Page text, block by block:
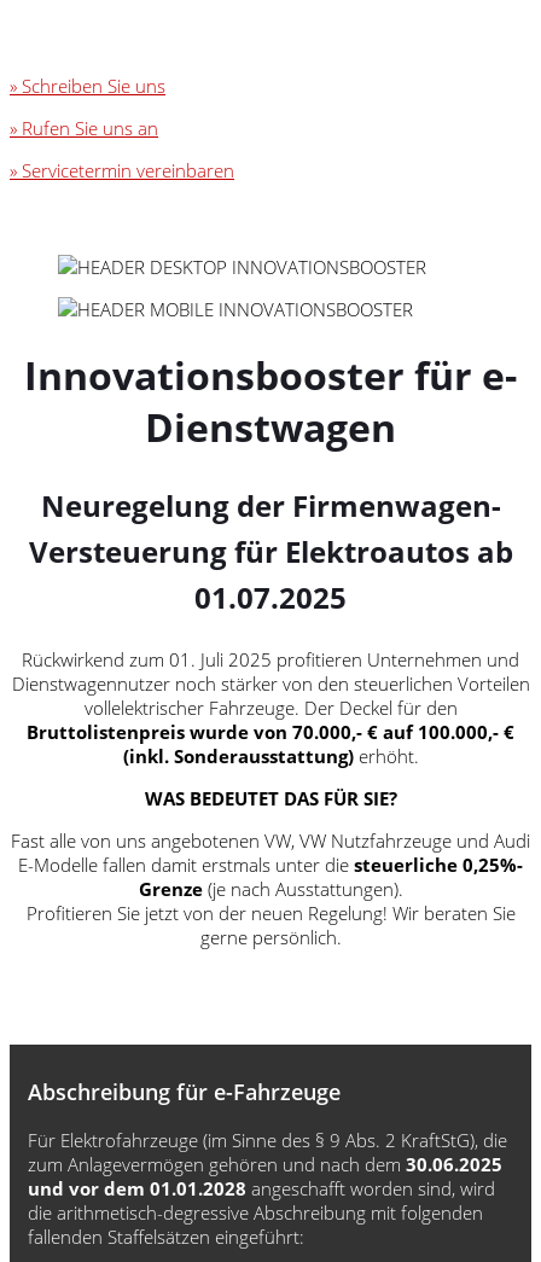
» Schreiben Sie uns
» Rufen Sie uns an
» Servicetermin vereinbaren
Innovationsbooster für e-
Dienstwagen
Neuregelung der Firmenwagen-
Versteuerung für Elektroautos ab
01.07.2025
Rückwirkend zum 01. Juli 2025 profitieren Unternehmen und
Dienstwagennutzer noch stärker von den steuerlichen Vorteilen
vollelektrischer Fahrzeuge. Der Deckel für den
Bruttolistenpreis wurde von 70.000,- € auf 100.000,- €
(inkl. Sonderausstattung)erhöht.
WAS BEDEUTET DAS FÜR SIE?
Fast alle von uns angebotenen VW, VW Nutzfahrzeuge und Audi
E-Modelle fallen damit erstmals unter die steuerliche 0,25%-
Grenze(je nach Ausstattungen).
Profitieren Sie jetzt von der neuen Regelung! Wir beraten Sie
gerne persönlich.
Abschreibung für e-Fahrzeuge
Für Elektrofahrzeuge (im Sinne des § 9 Abs. 2 KraftStG), die
zum Anlagevermögen gehören und nach dem 30.06.2025
und vor dem 01.01.2028 angeschafft worden sind, wird
die arithmetisch-degressive Abschreibung mit folgenden
fallenden Staffelsätzen eingeführt: